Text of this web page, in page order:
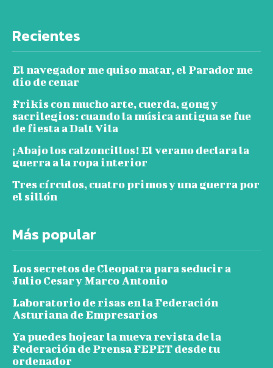
Recientes
El navegador me quiso matar, el Parador me
dio de cenar
Frikis con mucho arte, cuerda, gong y
sacrilegios: cuando la música antigua se fue
de fiesta a Dalt Vila
¡Abajo los calzoncillos! El verano declara la
guerra a la ropa interior
Tres círculos, cuatro primos y una guerra por
el sillón
Más popular
Los secretos de Cleopatra para seducir a
Julio Cesar y Marco Antonio
Laboratorio de risas en la Federación
Asturiana de Empresarios
Ya puedes hojear la nueva revista de la
Federación de Prensa FEPET desde tu
ordenador